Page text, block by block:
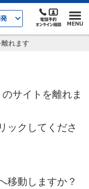
れます
サイトを離れま
ックしてくださ
移動しますか？